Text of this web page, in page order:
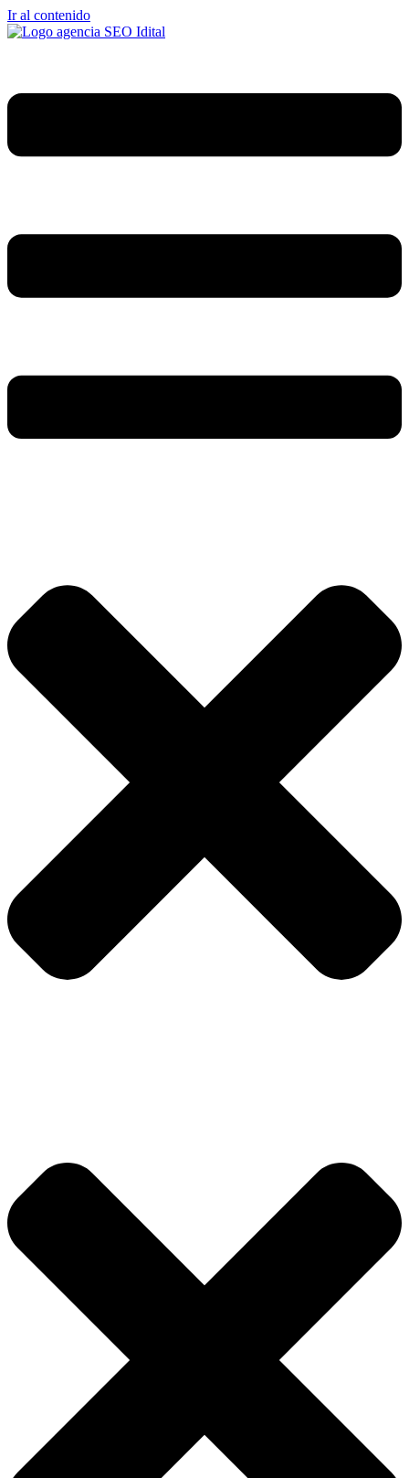
Ir al contenido